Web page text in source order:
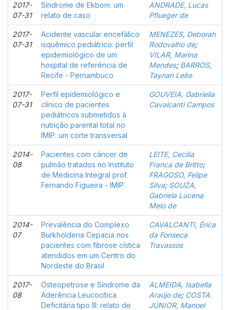
2017-
07-31
Síndrome de Ekbom: um
relato de caso
ANDRADE, Lucas
Pflueger de
2017-
07-31
Acidente vascular encefálico
isquêmico pediátrico: perfil
epidemiológico de um
hospital de referência de
Recife - Pernambuco
MENEZES, Deborah
Rodovalho de;
VILAR, Marina
Mendes; BARROS,
Taynan Leite
2017-
07-31
Perfil epidemiológico e
clínico de pacientes
pediátricos submetidos à
nutrição parental total no
IMIP: um corte transversal
GOUVEIA, Gabriella
Cavalcanti Campos
2014-
08
Pacientes com câncer de
pulmão tratados no Instituto
de Medicina Integral prof.
Fernando Figueira - IMIP
LEITE, Cecília
Franca de Britto;
FRAGOSO, Felipe
Silva; SOUZA,
Gabriela Lucena
Melo de
2014-
07
Prevalência do Complexo
Burkholderia Cepacia nos
pacientes com fibrose cística
atendidos em um Centro do
Nordeste do Brasil
CAVALCANTI, Érica
da Fonseca
Travassos
2017-
08
Osteopetrose e Síndrome da
Aderência Leucocítica
Deficitária tipo III: relato de
ALMEIDA, Isabella
Araújo de; COSTA
JÚNIOR, Manoel